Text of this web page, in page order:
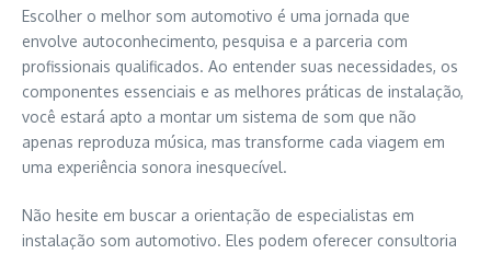
Escolher o melhor som automotivo é uma jornada que
envolve autoconhecimento, pesquisa e a parceria com
profissionais qualificados. Ao entender suas necessidades, os
componentes essenciais e as melhores práticas de instalação,
você estará apto a montar um sistema de som que não
apenas reproduza música, mas transforme cada viagem em
uma experiência sonora inesquecível.
Não hesite em buscar a orientação de especialistas em
instalação som automotivo. Eles podem oferecer consultoria